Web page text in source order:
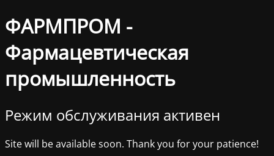
ФАРМПРОМ -
Фармацевтическая
промышленность
Режим обслуживания активен
Site will be available soon. Thank you for your patience!